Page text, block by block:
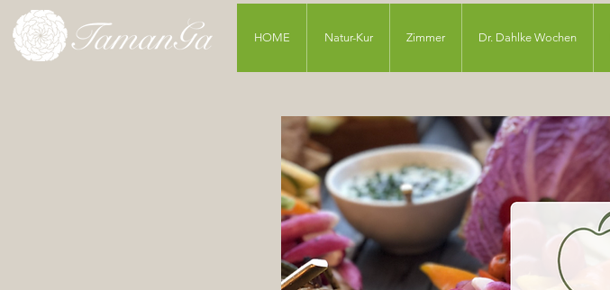
HOME Natur-Kur Zimmer Dr. Dahlke Wochen